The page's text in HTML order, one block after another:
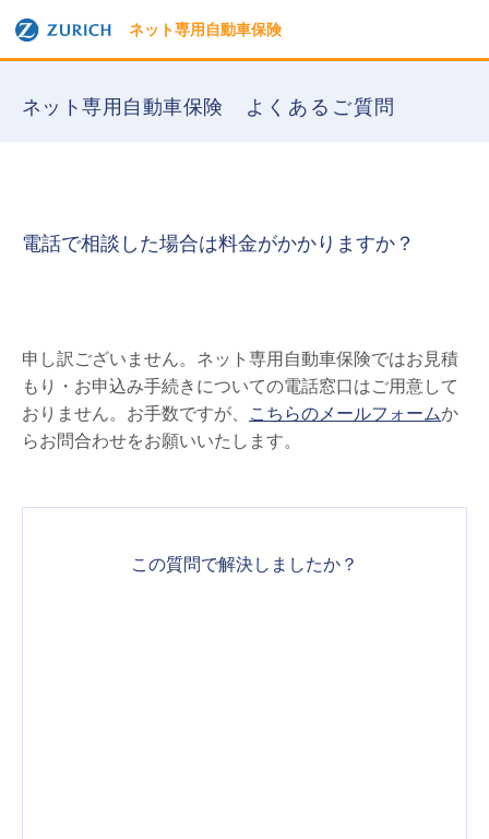
ネット専用自動車保険
ネット専用自動車保険 よくあるご質問
電話で相談した場合は料金がかかりますか？
申し訳ございません。ネット専用自動車保険ではお見積
もり・お申込み手続きについての電話窓口はご用意して
おりません。お手数ですが、
こちらのメールフォームか
らお問合わせをお願いいたします。
この質問で解決しましたか？